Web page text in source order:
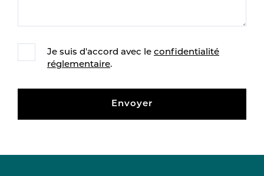
Je suis d'accord avec le confidentialité
réglementaire.
Envoyer